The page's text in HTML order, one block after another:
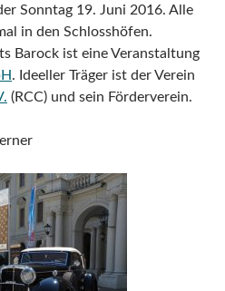
Sonntag 19. Juni 2016. Alle
in den Schlosshöfen.
Barock ist eine Veranstaltung
. Ideeller Träger ist der Verein
(RCC) und sein Förderverein.